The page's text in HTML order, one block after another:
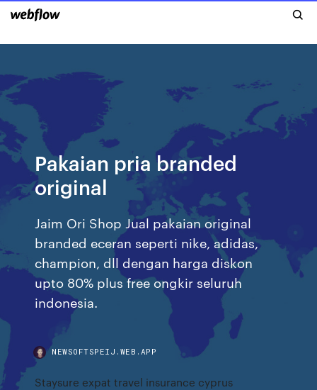
Pakaian pria branded
original
Jaim Ori Shop Jual pakaian original
branded eceran seperti nike, adidas,
champion, dll dengan harga diskon
upto 80% plus free ongkir seluruh
indonesia.
NEWSOFTSPEIJ.WEB.APP
Staysure expat travel insurance cyprus